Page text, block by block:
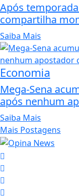
Após
compartilha
Saiba Mais
Economia
Mega-Sena
após nenhum
Saiba Mais
Mais Postagens